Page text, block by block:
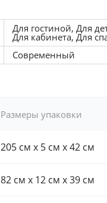
Для гостиной, Для
Для кабинета, Для
Современный
Размеры упаковки
205 см x 5 см x 42 см
82 см x 12 см x 39 см